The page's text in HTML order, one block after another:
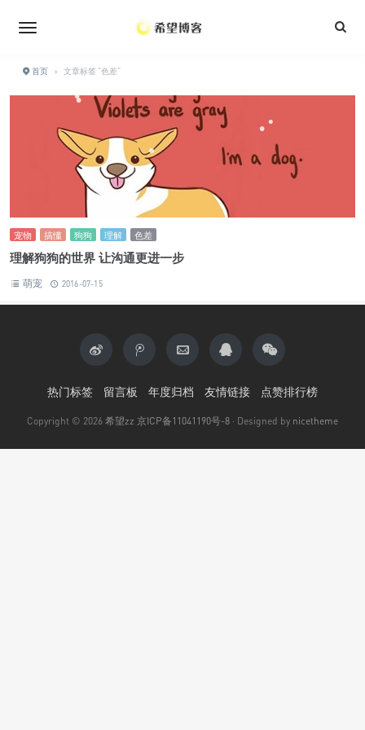
首页 › 文章标签 "色差"
宠物 搞懂 狗狗 理解 色差
理解狗狗的世界 让沟通更进一步
萌宠 2016-07-15
热门标签 留言板 年度归档 友情链接 点赞排行榜
Copyright © 2026 希望zz 京ICP备11041190号-8 · Designed by nicetheme
•
•
•
•
•